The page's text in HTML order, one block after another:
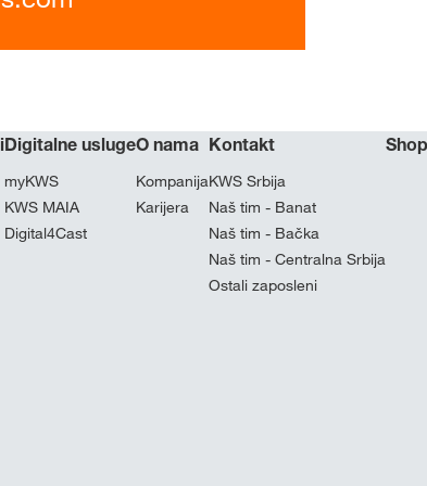
Digitalne usluge
myKWS
KWS MAIA
Digital4Cast
O nama
Kompanija
Karijera
Kontakt
KWS Srbija
Naš tim - Banat
Naš tim - Bačka
Naš tim - Centralna Srbija
Ostali zaposleni
Shop